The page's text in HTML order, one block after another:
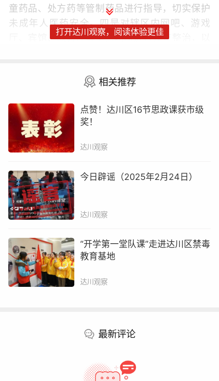
童药品、处方药等管制药品进行指导，切实保护
未成年人医药安全。四是对辖区内网吧、游戏
厅、宾馆、歌舞厅等重点场所进行排查整治，以
交管办牵头联合派出所、交警二大队铁山中队、
达川区管村镇始终坚持“党的领导、以人为本；依
法保障、优先保护；预防为主、标本兼治；多管
齐下、联动发力”工作原则，推动“家庭、学校、
社会、网络、政府、司法”六大保护体系相融相
通、相互配合、相互促进，为守护未成年人安全
健康成长构筑起了一道更安全、更全面的“防火
墙”。
作者：李榛
作者单位：达川区管村镇
赞 好文章，需要你的鼓励
打开达川观察，阅读体验更佳
相关推荐
点赞！达川区16节思政课获市级
奖！
达川观察
今日辟谣（2025年2月24日）
达川观察
“开学第一堂队课”走进达川区禁毒
教育基地
达川观察
最新评论